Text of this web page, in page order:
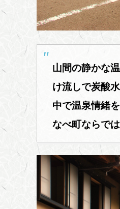
山間の静かな
け流しで炭酸
中で温泉情緒
なべ町ならで